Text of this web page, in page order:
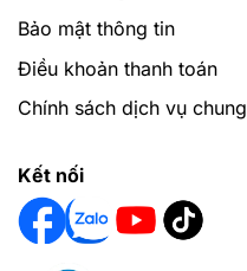
Bảo mật thông tin
Điều khoản thanh toán
Chính sách dịch vụ chung
Kết nối